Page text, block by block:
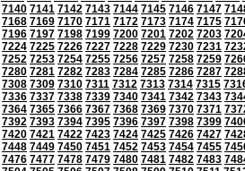
7140 7141 7142 7143 7144 7145 7146 7147
7168 7169 7170 7171 7172 7173 7174 7175
7196 7197 7198 7199 7200 7201 7202 7203
7224 7225 7226 7227 7228 7229 7230 7231
7252 7253 7254 7255 7256 7257 7258 7259
7280 7281 7282 7283 7284 7285 7286 7287
7308 7309 7310 7311 7312 7313 7314 7315
7336 7337 7338 7339 7340 7341 7342 7343
7364 7365 7366 7367 7368 7369 7370 7371
7392 7393 7394 7395 7396 7397 7398 7399
7420 7421 7422 7423 7424 7425 7426 7427
7448 7449 7450 7451 7452 7453 7454 7455
7476 7477 7478 7479 7480 7481 7482 7483